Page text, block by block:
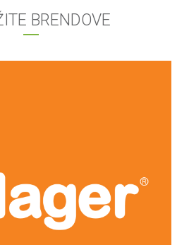
BRENDOVE